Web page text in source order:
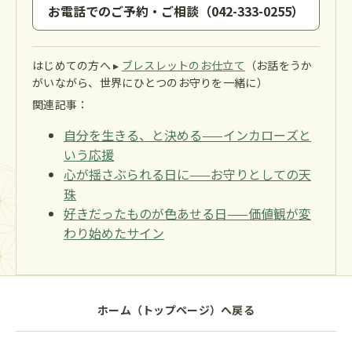
お電話でのご予約・ご相談（042-333-0255）
はじめての方へ ▸ ブレスレットのお仕立て （お話をうか
がいながら、世界にひとつのお守りを一緒に）
関連記事：
自分を生きる、と決める——インカローズと
いう応援
心が揺さぶられる日に——お守りとしての天
珠
好きだったものが色あせる日——価値観が変
わり始めたサイン
ホーム（トップページ）へ戻る